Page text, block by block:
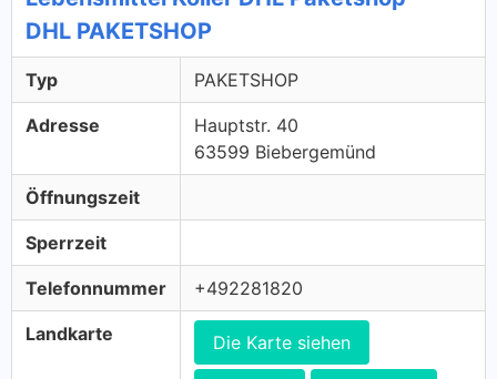
DHL PAKETSHOP
Typ PAKETSHOP
Adresse
Hauptstr. 40
63599 Biebergemünd
Öffnungszeit
Sperrzeit
Telefonnummer +492281820
Landkarte Die Karte siehen